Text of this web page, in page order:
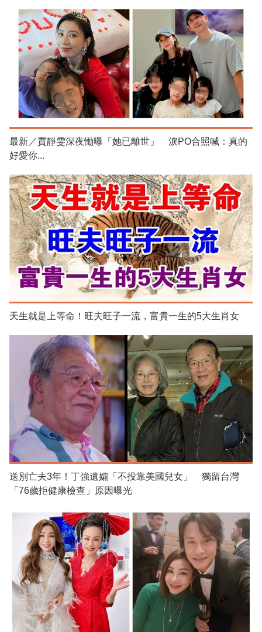
最新／賈靜雯深夜慟曝「她已離世」 淚PO合照喊：真的
好愛你...
天生就是上等命！旺夫旺子一流，富貴一生的5大生肖女
送別亡夫3年！丁強遺孀「不投靠美國兒女」 獨留台灣
「76歲拒健康檢查」原因曝光